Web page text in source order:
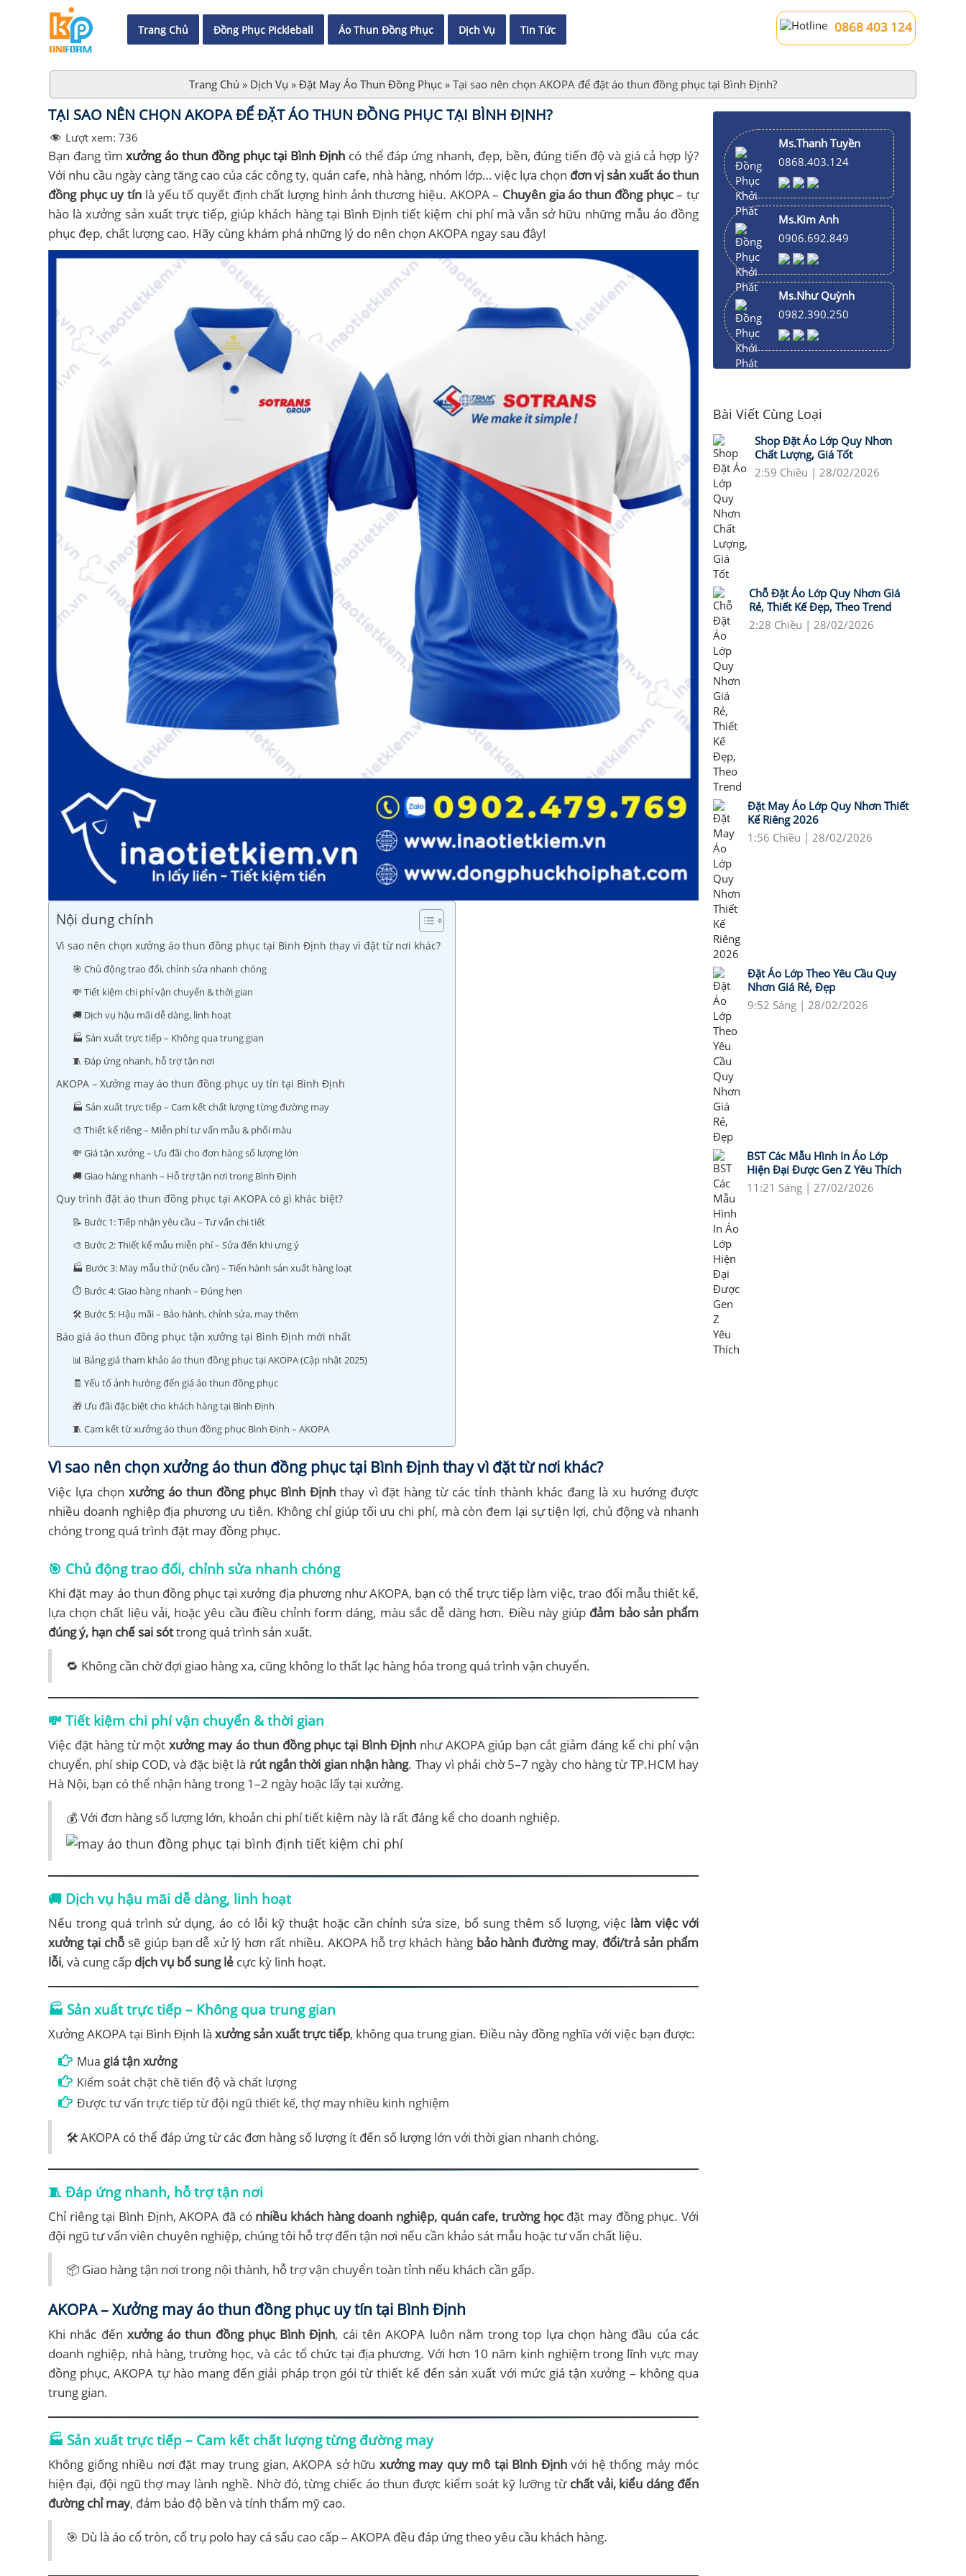
Trang Chủ Đồng Phục Pickleball Áo Thun Đồng Phục Dịch Vụ Tin Tức 0868 403 124
Trang Chủ » Dịch Vụ » Đặt May Áo Thun Đồng Phục » Tại sao nên chọn AKOPA để đặt áo thun đồng phục tại Bình Định?
TẠI SAO NÊN CHỌN AKOPA ĐỂ ĐẶT ÁO THUN ĐỒNG PHỤC TẠI BÌNH ĐỊNH?
Lượt xem: 736
Bạn đang tìmxưởng áo thun đồng phục tại Bình Định có thể đáp ứng nhanh, đẹp, bền, đúng tiến độ và giá cả hợp lý?
Với nhu cầu ngày càng tăng cao của các công ty, quán cafe, nhà hàng, nhóm lớp… việc lựa chọn đơn vị sản xuất áo thun
đồng phục uy tín là yếu tố quyết định chất lượng hình ảnh thương hiệu. AKOPA – Chuyên gia áo thun đồng phục– tự
hào là xưởng sản xuất trực tiếp, giúp khách hàng tại Bình Định tiết kiệm chi phí mà vẫn sở hữu những mẫu áo đồng
phục đẹp, chất lượng cao. Hãy cùng khám phá những lý do nên chọn AKOPA ngay sau đây!
Nội dung chính
Vì sao nên chọn xưởng áo thun đồng phục tại Bình Định thay vì đặt từ nơi khác?
🎯 Chủ động trao đổi, chỉnh sửa nhanh chóng
💸 Tiết kiệm chi phí vận chuyển & thời gian
🚚 Dịch vụ hậu mãi dễ dàng, linh hoạt
🏭 Sản xuất trực tiếp – Không qua trung gian
🧵 Đáp ứng nhanh, hỗ trợ tận nơi
AKOPA – Xưởng may áo thun đồng phục uy tín tại Bình Định
🏭 Sản xuất trực tiếp – Cam kết chất lượng từng đường may
🎨 Thiết kế riêng – Miễn phí tư vấn mẫu & phối màu
💸 Giá tận xưởng – Ưu đãi cho đơn hàng số lượng lớn
🚚 Giao hàng nhanh – Hỗ trợ tận nơi trong Bình Định
Quy trình đặt áo thun đồng phục tại AKOPA có gì khác biệt?
📝 Bước 1: Tiếp nhận yêu cầu – Tư vấn chi tiết
🎨 Bước 2: Thiết kế mẫu miễn phí – Sửa đến khi ưng ý
🏭 Bước 3: May mẫu thử (nếu cần) – Tiến hành sản xuất hàng loạt
⏱️ Bước 4: Giao hàng nhanh – Đúng hẹn
🛠️ Bước 5: Hậu mãi – Bảo hành, chỉnh sửa, may thêm
Báo giá áo thun đồng phục tận xưởng tại Bình Định mới nhất
📊 Bảng giá tham khảo áo thun đồng phục tại AKOPA (Cập nhật 2025)
🧾 Yếu tố ảnh hưởng đến giá áo thun đồng phục
🎁 Ưu đãi đặc biệt cho khách hàng tại Bình Định
🧵 Cam kết từ xưởng áo thun đồng phục Bình Định – AKOPA
Vì sao nên chọn xưởng áo thun đồng phục tại Bình Định thay vì đặt từ nơi khác?
Việc lựa chọn xưởng áo thun đồng phục Bình Địnhthay vì đặt hàng từ các tỉnh thành khác đang là xu hướng được
nhiều doanh nghiệp địa phương ưu tiên. Không chỉ giúp tối ưu chi phí, mà còn đem lại sự tiện lợi, chủ động và nhanh
chóng trong quá trình đặt may đồng phục.
🎯 Chủ động trao đổi, chỉnh sửa nhanh chóng
Khi đặt may áo thun đồng phục tại xưởng địa phương như AKOPA, bạn có thể trực tiếp làm việc, trao đổi mẫu thiết kế,
lựa chọn chất liệu vải, hoặc yêu cầu điều chỉnh form dáng, màu sắc dễ dàng hơn. Điều này giúp đảm bảo sản phẩm
đúng ý, hạn chế sai sóttrong quá trình sản xuất.
🔁 Không cần chờ đợi giao hàng xa, cũng không lo thất lạc hàng hóa trong quá trình vận chuyển.
💸 Tiết kiệm chi phí vận chuyển & thời gian
Việc đặt hàng từ mộtxưởng may áo thun đồng phục tại Bình Địnhnhư AKOPA giúp bạn cắt giảm đáng kể chi phí vận
chuyển, phí ship COD, và đặc biệt là rút ngắn thời gian nhận hàng. Thay vì phải chờ 5–7 ngày cho hàng từ TP.HCM hay
Hà Nội, bạn có thể nhận hàng trong 1–2 ngày hoặc lấy tại xưởng.
💰 Với đơn hàng số lượng lớn, khoản chi phí tiết kiệm này là rất đáng kể cho doanh nghiệp.
🚚 Dịch vụ hậu mãi dễ dàng, linh hoạt
Nếu trong quá trình sử dụng, áo có lỗi kỹ thuật hoặc cần chỉnh sửa size, bổ sung thêm số lượng, việc làm việc với
xưởng tại chỗsẽ giúp bạn dễ xử lý hơn rất nhiều. AKOPA hỗ trợ khách hàng bảo hành đường may, đổi/trả sản phẩm
lỗi, và cung cấp dịch vụ bổ sung lẻ cực kỳ linh hoạt.
🏭 Sản xuất trực tiếp – Không qua trung gian
Xưởng AKOPA tại Bình Định là xưởng sản xuất trực tiếp, không qua trung gian. Điều này đồng nghĩa với việc bạn được:
Mua giá tận xưởng
Kiểm soát chặt chẽ tiến độ và chất lượng
Được tư vấn trực tiếp từ đội ngũ thiết kế, thợ may nhiều kinh nghiệm
🛠️ AKOPA có thể đáp ứng từ các đơn hàng số lượng ít đến số lượng lớn với thời gian nhanh chóng.
🧵 Đáp ứng nhanh, hỗ trợ tận nơi
Chỉ riêng tại Bình Định, AKOPA đã có nhiều khách hàng doanh nghiệp, quán cafe, trường họcđặt may đồng phục. Với
đội ngũ tư vấn viên chuyên nghiệp, chúng tôi hỗ trợ đến tận nơi nếu cần khảo sát mẫu hoặc tư vấn chất liệu.
📦 Giao hàng tận nơi trong nội thành, hỗ trợ vận chuyển toàn tỉnh nếu khách cần gấp.
AKOPA – Xưởng may áo thun đồng phục uy tín tại Bình Định
Khi nhắc đến xưởng áo thun đồng phục Bình Định, cái tên AKOPA luôn nằm trong top lựa chọn hàng đầu của các
doanh nghiệp, nhà hàng, trường học, và các tổ chức tại địa phương. Với hơn 10 năm kinh nghiệm trong lĩnh vực may
đồng phục, AKOPA tự hào mang đến giải pháp trọn gói từ thiết kế đến sản xuất với mức giá tận xưởng – không qua
trung gian.
🏭 Sản xuất trực tiếp – Cam kết chất lượng từng đường may
Không giống nhiều nơi đặt may trung gian, AKOPA sở hữu xưởng may quy mô tại Bình Địnhvới hệ thống máy móc
hiện đại, đội ngũ thợ may lành nghề. Nhờ đó, từng chiếc áo thun được kiểm soát kỹ lưỡng từ chất vải, kiểu dáng đến
đường chỉ may, đảm bảo độ bền và tính thẩm mỹ cao.
🎯 Dù là áo cổ tròn, cổ trụ polo hay cá sấu cao cấp – AKOPA đều đáp ứng theo yêu cầu khách hàng.
Ms.Thanh Tuyền
0868.403.124
Ms.Kim Anh
0906.692.849
Ms.Như Quỳnh
0982.390.250
Bài Viết Cùng Loại
Shop Đặt Áo Lớp Quy Nhơn
Chất Lượng, Giá Tốt
2:59 Chiều | 28/02/2026
Chỗ Đặt Áo Lớp Quy Nhơn Giá
Rẻ, Thiết Kế Đẹp, Theo Trend
2:28 Chiều | 28/02/2026
Đặt May Áo Lớp Quy Nhơn Thiết
Kế Riêng 2026
1:56 Chiều | 28/02/2026
Đặt Áo Lớp Theo Yêu Cầu Quy
Nhơn Giá Rẻ, Đẹp
9:52 Sáng | 28/02/2026
BST Các Mẫu Hình In Áo Lớp
Hiện Đại Được Gen Z Yêu Thích
11:21 Sáng | 27/02/2026